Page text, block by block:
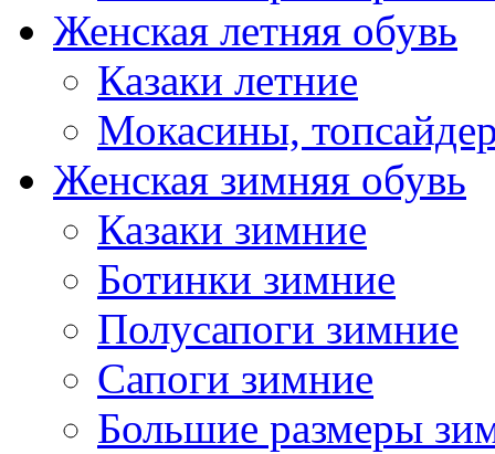
Женская летняя обувь
Казаки летние
Мокасины,
Женская зимняя обувь
Казаки зимние
Ботинки зимние
Полусапоги зимние
Сапоги зимние
Большие размеры